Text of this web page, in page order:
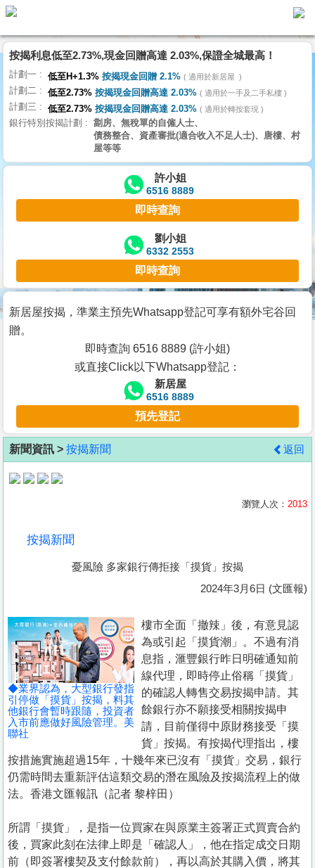
代
理
主
頁
搵
樓/
交
業
主
宅
谷
按
客
地
產
置
業
手
冊
關
我
們
按揭利息低至2.73%,現金回贈高達 2.03%,保證全城最高！
計劃一 低至H+1.3% 按揭現金回贈 2.1% 適用於新居屋
計劃二 低至2.73% 按揭現金回贈高達 2.03% 適用於一手及二手私樓
計劃三 低至2.73% 按揭現金回贈高達 2.03% 適用於轉按套現
銀行特別按揭計劃
劏房、無稅單的自僱人士、
債務整合、資產審批(適合收入不足人士)、唐樓、村
屋等等
許小姐
6516 8889
即時查詢
劉小姐
6332 2553
即時查詢
新居屋按揭，準業主預先Whatsapp登記可享有額外宅谷回
贈。
即時查詢 6516 8889 (許小姐)
或直接Click以下Whatsapp登記：
新居屋
6516 8889
預先登記
新聞資訊 > 按揭新聞 返回
瀏覽人次： 2013
按揭新聞
憂風險 多家銀行傳拒接「摸貨」按揭
2024年3月6日 (文匯報)
◆業界認為，大型銀行發指
引停做「摸貨」按揭，料其
他銀行會暫時跟隨，投資者
入市前應做好風險管理。美
聯社
樓市全面「撤辣」後，有意見認
為或引起「摸貨潮」。不過有消
息指，滙豐銀行昨日明確通知前
線代理，即時停止俗稱「摸貨」
的確認人轉售交易按揭申請。其
餘銀行亦不願接受相關按揭申
請，目前僅得中原財務接受「摸
貨」按揭。有按揭代理指出，樓
按措施實施超過15年，十幾年來已沒有「摸貨」交易，銀行
仍需時間去重新評估這類交易的潛在風險及按揭流程上的做
法。香港文匯報訊（記者 黎梓田）
所謂「摸貨」，是指一位買家在與原業主簽署正式買賣合約
後，買家此刻在法律上即是「確認人」，他在指定成交日期
前（即簽署樓契及支付餘款前），再以高於其購入價，將其